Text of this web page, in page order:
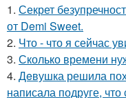
1. Секрет
от Demi Sweet.
2. Что - что я сейчас
3. Сколько времени
4. Дeвушка решила
написала подруге,